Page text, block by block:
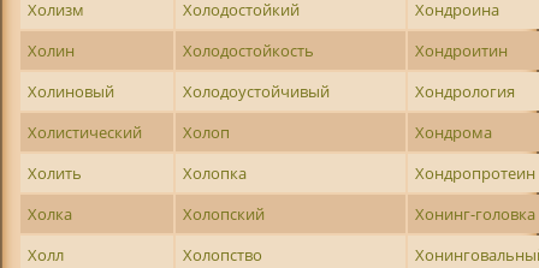
Холизм
Холодостойкий
Хондроина
Холин
Холодостойкость
Хондроитин
Холиновый
Холодоустойчивый
Хондрология
Холистический
Холоп
Хондрома
Холить
Холопка
Хондропротеин
Холка
Холопский
Хонинг-головка
Холл
Холопство